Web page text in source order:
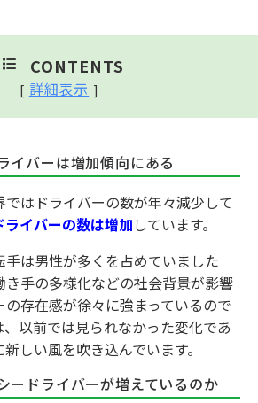
CONTENTS
[ 詳細表示 ]
イバーは増加傾向にある
はドライバーの数が年々減少して
ライバーの数は増加しています。
は男性が多くを占めていました
手の多様化などの社会背景が影響
の存在感が徐々に強まっているので
以前では見られなかった変化であ
しい風を吹き込んでいます。
ードライバーが増えているのか